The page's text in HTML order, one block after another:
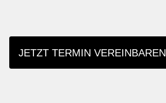
JETZT TERMIN VEREINBAREN